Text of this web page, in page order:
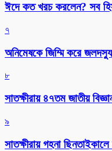
ঈদে কত খরচ করলেন? সব
৭
অনিমেষকে জিম্মি করে
৮
সাতক্ষীরায় ৪৭তম জাতীয়
৯
সাতক্ষীরায় গহনা